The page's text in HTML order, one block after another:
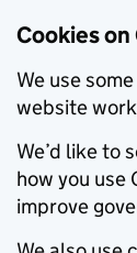
Cookies on
We use
website
We’d like to
how you use
improve